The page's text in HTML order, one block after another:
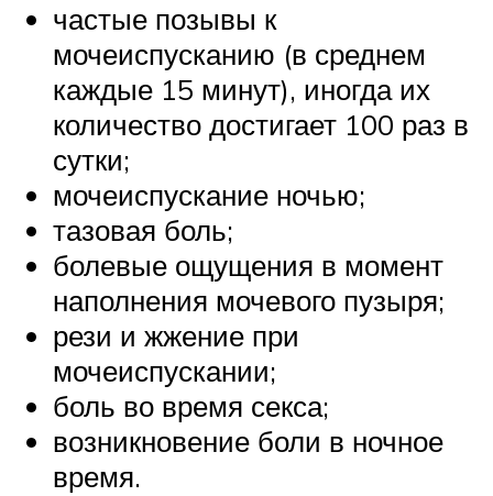
частые позывы к
мочеиспусканию (в среднем
каждые 15 минут), иногда их
количество достигает 100 раз в
сутки;
мочеиспускание ночью;
тазовая боль;
болевые ощущения в момент
наполнения мочевого пузыря;
рези и жжение при
мочеиспускании;
боль во время секса;
возникновение боли в ночное
время.